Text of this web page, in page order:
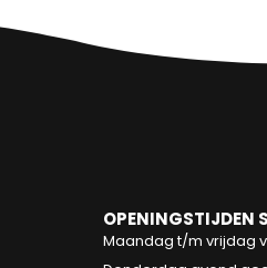
OPENINGSTIJDEN
Maandag t/m vrijdag